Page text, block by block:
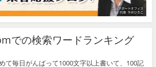
での検索ワードランキング
て毎日がんばって1000文字以上書いて、100記